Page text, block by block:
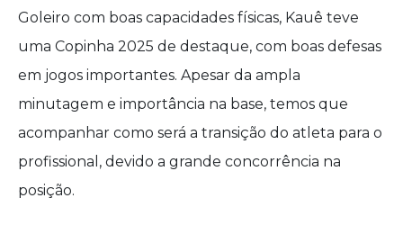
Goleiro com boas capacidades físicas, Kauê teve
uma Copinha 2025 de destaque, com boas defesas
em jogos importantes. Apesar da ampla
minutagem e importância na base, temos que
acompanhar como será a transição do atleta para o
profissional, devido a grande concorrência na
posição.